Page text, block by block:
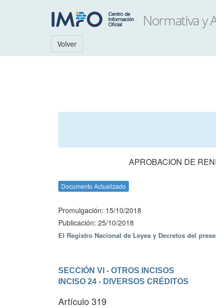
Volver
APROBACION DE
Documento Actualizado
Promulgación: 15/10/2018
Publicación: 25/10/2018
El Registro Nacional de Leyes y Decretos del
SECCIÓN VI - OTROS INCISOS
INCISO 24 - DIVERSOS CRÉDITOS
Artículo 319